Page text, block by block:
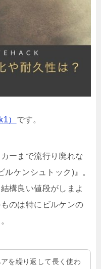
） です。
ーまで流行り廃れな
ルケンシュトック)』。
構良い値段がしまよ
のは特にビルケンの
を繰り返して長く使わ